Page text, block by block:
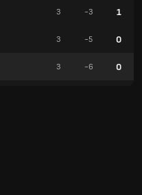
3 -3 1
3 -5 0
3 -6 0